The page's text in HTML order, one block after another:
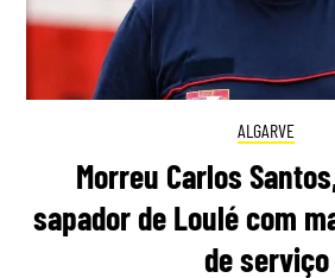
ALGARVE
Morreu Carlos
sapador de Loulé com
de serviço